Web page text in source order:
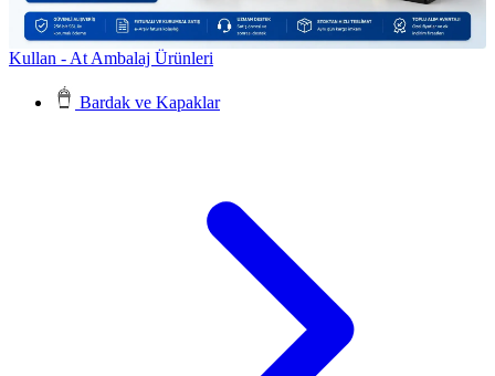
Kullan - At Ambalaj Ürünleri
Bardak ve Kapaklar